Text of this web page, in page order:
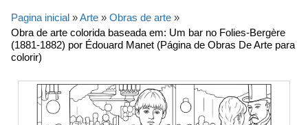
Pagina inicial »Arte » Obras de arte »
Obra de arte colorida baseada em: Um bar no Folies-Bergère
(1881-1882) por Édouard Manet (Página de Obras De Arte para
colorir)